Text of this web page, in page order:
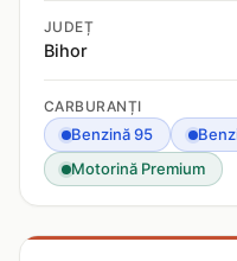
JUDEȚ
Bihor
CARBURANȚI
Benzină 95
Motorină Premium